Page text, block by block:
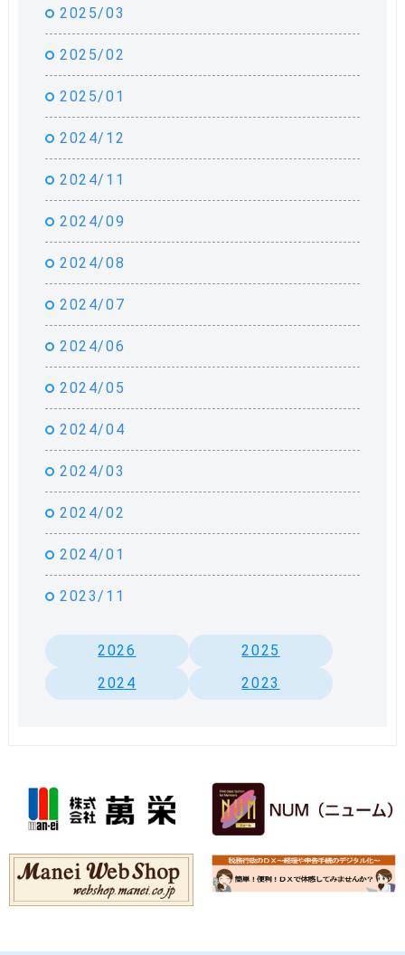
2025/03
2025/02
2025/01
2024/12
2024/11
2024/09
2024/08
2024/07
2024/06
2024/05
2024/04
2024/03
2024/02
2024/01
2023/11
2026
2025
2024
2023